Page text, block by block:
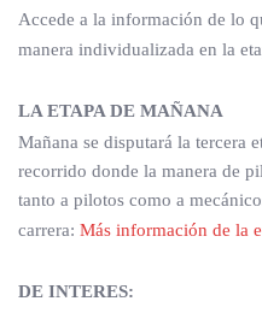
Accede a la información de lo
manera individualizada en la
LA ETAPA DE MAÑANA
Mañana se disputará la tercera
recorrido donde la manera de
tanto a pilotos como a
carrera: Más información de la
DE INTERES: